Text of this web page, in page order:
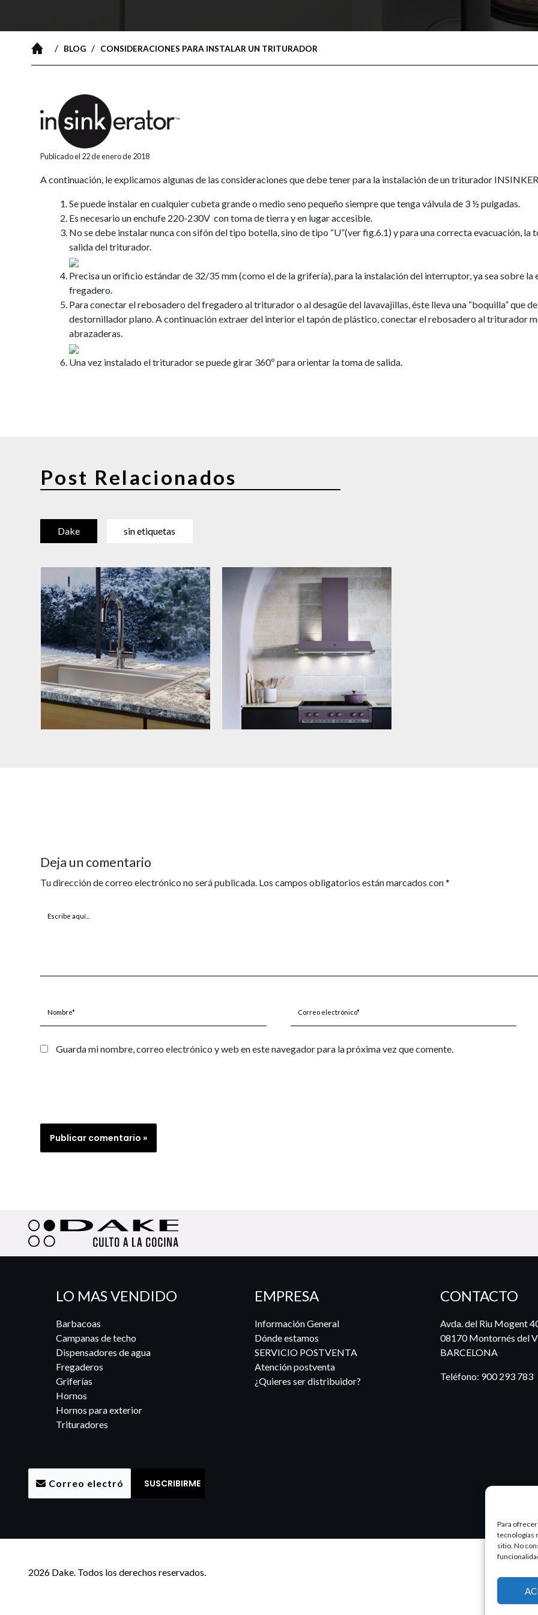
Para
tecnologías
sitio. No
/ BLOG / CONSIDERACIONES PARA INSTALAR UN TRITURADOR
Publicado el 22 de enero de 2018
A continuación, le explicamos algunas de las consideraciones que debe tener para la instalación de un triturador
Se puede instalar en cualquier cubeta grande o medio seno pequeño siempre que tenga válvula de 3 ½ pulgadas.
Es necesario un enchufe 220-230V con toma de tierra y en lugar accesible.
No se debe instalar nunca con sifón del tipo botella, sino de tipo “U”(ver fig.6.1) y para una correcta evacuación, la
salida del triturador.
Precisa un orificio estándar de 32/35 mm (como el de la grifería), para la instalación del interruptor, ya sea sobre
fregadero.
Para conectar el rebosadero del fregadero al triturador o al desagüe del lavavajillas, éste lleva una “boquilla” que
destornillador plano. A continuación extraer del interior el tapón de plástico, conectar el rebosadero al triturador
abrazaderas.
Una vez instalado el triturador se puede girar 360º para orientar la toma de salida.
Post Relacionados
Dake sin etiquetas
Deja un comentario
Tu dirección de correo electrónico no será publicada. Los campos obligatorios están marcados con*
Escribe
electrónico*
Guarda mi nombre, correo electrónico y web en este navegador para la próxima vez que comente.
LO MAS VENDIDO
Barbacoas
Campanas de techo
Dispensadores de agua
Fregaderos
Griferías
Hornos
Hornos para exterior
Trituradores
EMPRESA
Información General
Dónde estamos
SERVICIO POSTVENTA
Atención postventa
¿Quieres ser distribuidor?
CONTACTO
Avda. del Riu Mogent
08170 Montornés del
BARCELONA
Teléfono: 900 293 783
2026 Dake. Todos los derechos reservados.